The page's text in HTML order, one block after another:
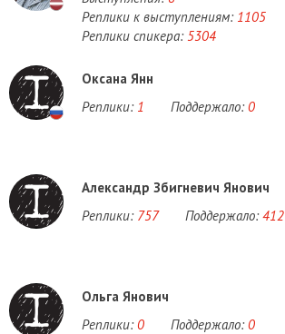
Реплики к выступлениям: 1105
Реплики спикера: 5304
Оксана Янн
Реплики: 1 Поддержало: 0
Александр Збигневич Янович
Реплики: 757 Поддержало: 412
Ольга Янович
Реплики: 0 Поддержало: 0